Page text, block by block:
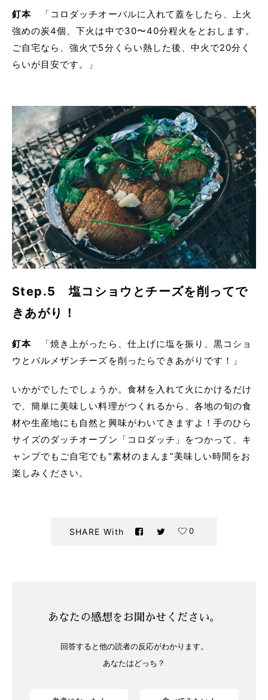
釘本 「コロダッチオーバルに入れて蓋をしたら、上火
強めの炭4個、下火は中で30〜40分程火をとおします。
ご自宅なら、強火で5分くらい熱した後、中火で20分く
らいが目安です。」
Step.5 塩コショウとチーズを削ってで
きあがり！
釘本 「焼き上がったら、仕上げに塩を振り、黒コショ
ウとパルメザンチーズを削ったらできあがりです！」
いかがでしたでしょうか。食材を入れて火にかけるだけ
で、簡単に美味しい料理がつくれるから、各地の旬の食
材や生産地にも自然と興味がわいてきますよ！手のひら
サイズのダッチオーブン「コロダッチ」をつかって、キ
ャンプでもご自宅でも"素材のまんま”美味しい時間をお
楽しみください。
SHARE With 0
あなたの感想をお聞かせください。
回答すると他の読者の反応がわかります。
あなたはどっち？